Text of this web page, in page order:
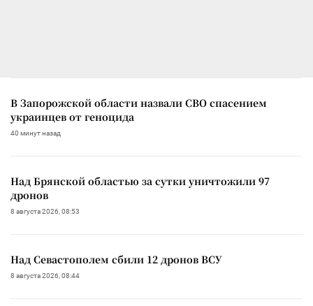
В Запорожской области назвали СВО спасением
украинцев от геноцида
40 минут назад
Над Брянской областью за сутки уничтожили 97
дронов
8 августа 2026, 08:53
Над Севастополем сбили 12 дронов ВСУ
8 августа 2026, 08:44